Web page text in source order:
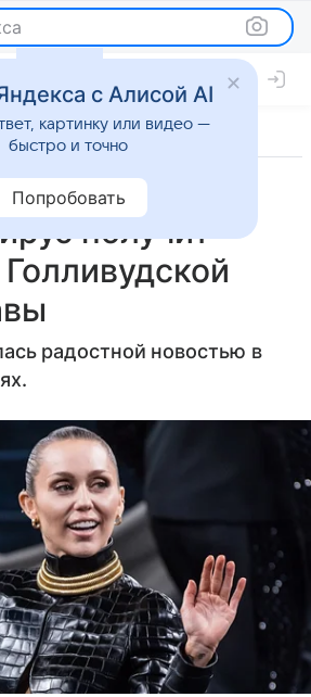
OK! Светская жизнь
получит
радостной новостью в
с Алисой AI
картинку или видео —
быстро и точно
Попробовать